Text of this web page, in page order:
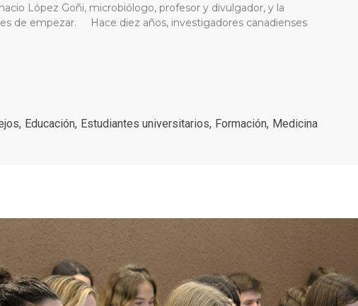
López Goñi, microbiólogo, profesor y divulgador, y la
de empezar. Hace diez años, investigadores canadienses
, Educación, Estudiantes universitarios, Formación, Medicina